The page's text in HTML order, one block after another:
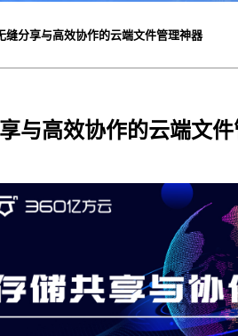
缝分享与高效协作的云端文件管理神器
与高效协作的云端文